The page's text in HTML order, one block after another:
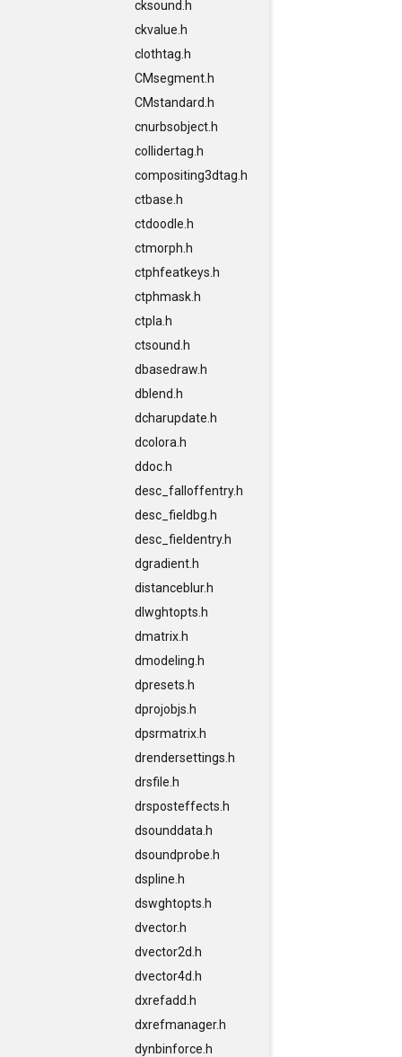
cksound.h
ckvalue.h
clothtag.h
CMsegment.h
CMstandard.h
cnurbsobject.h
collidertag.h
compositing3dtag.h
ctbase.h
ctdoodle.h
ctmorph.h
ctphfeatkeys.h
ctphmask.h
ctpla.h
ctsound.h
dbasedraw.h
dblend.h
dcharupdate.h
dcolora.h
ddoc.h
desc_falloffentry.h
desc_fieldbg.h
desc_fieldentry.h
dgradient.h
distanceblur.h
dlwghtopts.h
dmatrix.h
dmodeling.h
dpresets.h
dprojobjs.h
dpsrmatrix.h
drendersettings.h
drsfile.h
drsposteffects.h
dsounddata.h
dsoundprobe.h
dspline.h
dswghtopts.h
dvector.h
dvector2d.h
dvector4d.h
dxrefadd.h
dxrefmanager.h
dynbinforce.h